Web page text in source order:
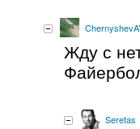
Жду с
Seretas